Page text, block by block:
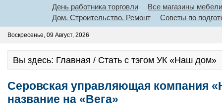
День работника торговли
Все магазины мебели
Дом. Строительство. Ремонт
Советы по
Воскресенье, 09 Август, 2026
Вы здесь: Главная / Стать с тэгом УК «Наш дом»
Серовская управляющая компания
название на «Вега»